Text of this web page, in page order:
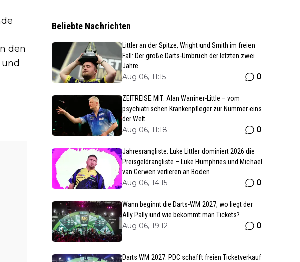
den
Beliebte Nachrichten
Littler an der Spitze, Wright und Smith im freien
Fall: Der große Darts-Umbruch der letzten zwei
Jahre
Aug 06, 11:15 0
ZEITREISE MIT: Alan Warriner-Little – vom
psychiatrischen Krankenpfleger zur Nummer eins
der Welt
Aug 06, 11:18 0
Jahresrangliste: Luke Littler dominiert 2026 die
Preisgeldrangliste – Luke Humphries und Michael
van Gerwen verlieren an Boden
Aug 06, 14:15 0
Wann beginnt die Darts-WM 2027, wo liegt der
Ally Pally und wie bekommt man Tickets?
Aug 06, 19:12 0
Darts WM 2027: PDC schafft freien Ticketverkauf